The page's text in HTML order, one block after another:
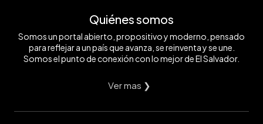
Quiénes somos
Somos un portal abierto, propositivo y moderno, pensado
para reflejar a un país que avanza, se reinventa y se une.
Somos el punto de conexión con lo mejor de El Salvador.
Ver mas ❯